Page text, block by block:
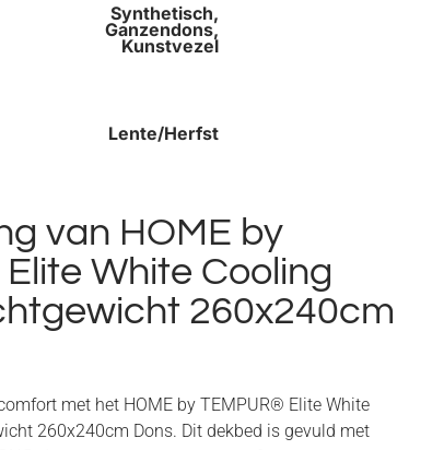
Synthetisch,
Ganzendons,
Kunstvezel
Lente/Herfst
van HOME by
White Cooling
260x240cm
met het HOME by TEMPUR® Elite White
260x240cm Dons. Dit dekbed is gevuld met